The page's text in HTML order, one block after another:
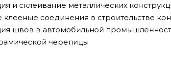
и склеивание металлических
клееные соединения в строительстве
швов в автомобильной
черепицы